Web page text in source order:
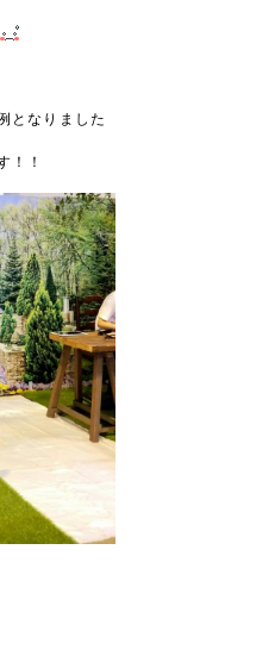
となりました
！！